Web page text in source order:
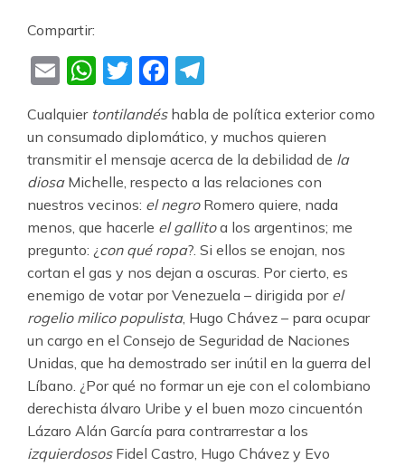
Compartir:
EmailWhatsApp
TwitterFacebook
Cualquier tontilandéshabla de política exterior como
un consumado diplomático, y muchos quieren
transmitir el mensaje acerca de la debilidad de la
diosaMichelle, respecto a las relaciones con
nuestros vecinos: el negroRomero quiere, nada
menos, que hacerle el gallitoa los argentinos; me
pregunto: ¿con qué ropa?. Si ellos se enojan, nos
cortan el gas y nos dejan a oscuras. Por cierto, es
enemigo de votar por Venezuela – dirigida por el
rogelio milico populista, Hugo Chávez – para ocupar
un cargo en el Consejo de Seguridad de Naciones
Unidas, que ha demostrado ser inútil en la guerra del
Líbano. ¿Por qué no formar un eje con el colombiano
derechista álvaro Uribe y el buen mozo cincuentón
Lázaro Alán García para contrarrestar a los
izquierdososFidel Castro, Hugo Chávez y Evo